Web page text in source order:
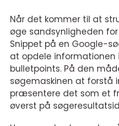
Når det kommer til at
øge sandsynligheden
Snippet på en Google-
at opdele informationen
bulletpoints. På den
søgemaskinen at forstå
præsentere det som et
øverst på